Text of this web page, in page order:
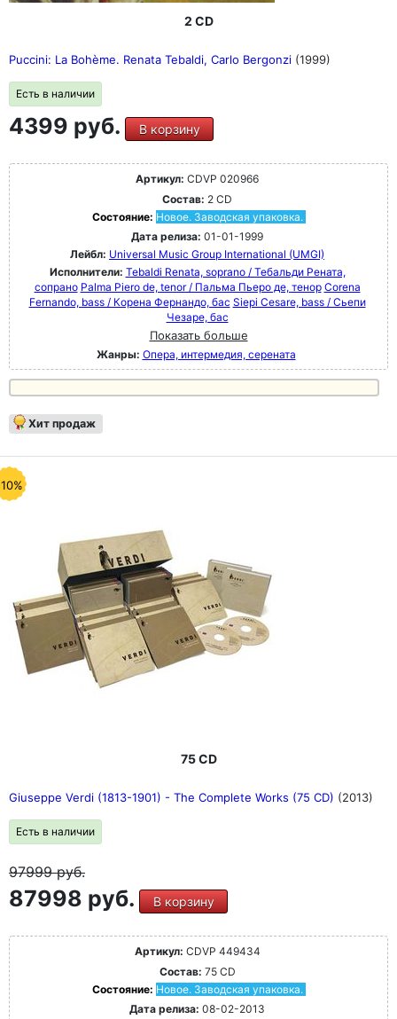
2 CD
Puccini: La Bohème. Renata Tebaldi, Carlo Bergonzi (1999)
Есть в наличии
4399 руб. В корзину
Артикул: CDVP 020966
Состав: 2 CD
Состояние: Новое. Заводская упаковка.
Дата релиза: 01-01-1999
Лейбл: Universal Music Group International (UMGI)
Исполнители: Tebaldi Renata, soprano / Тебальди Рената,
сопрано Palma Piero de, tenor / Пальма Пьеро де, тенор Corena
Fernando, bass / Корена Фернандо, бас Siepi Cesare, bass / Сьепи
Чезаре, бас
Показать больше
Жанры: Опера, интермедия, серената
Хит продаж
75 CD
Giuseppe Verdi (1813-1901) - The Complete Works (75 CD) (2013)
Есть в наличии
97999руб.
87998 руб. В корзину
Артикул: CDVP 449434
Состав: 75 CD
Состояние: Новое. Заводская упаковка.
Дата релиза: 08-02-2013